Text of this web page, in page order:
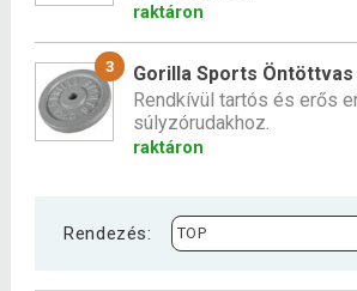
raktáron
3
Gorilla Sports
Rendkívül tartós és erős
súlyzórudakhoz.
raktáron
Rendezés: